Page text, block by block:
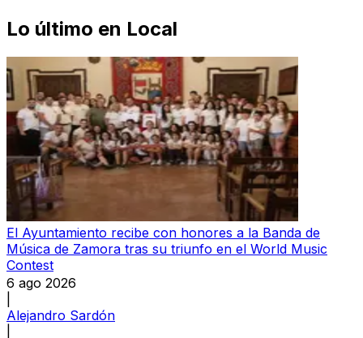
Lo último en Local
El Ayuntamiento recibe con honores a la Banda de
Música de Zamora tras su triunfo en el World Music
Contest
6 ago 2026
Alejandro Sardón